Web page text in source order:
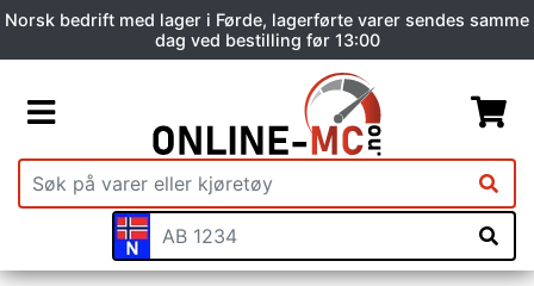
Norsk bedrift med lager i Førde, lagerførte varer sendes samme
dag ved bestilling før 13:00